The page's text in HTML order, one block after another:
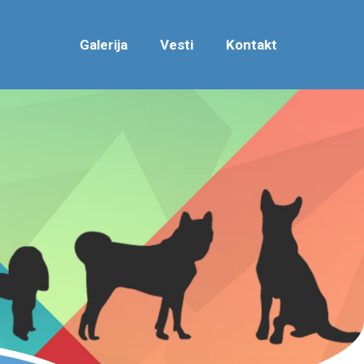
Galerija Vesti Kontakt